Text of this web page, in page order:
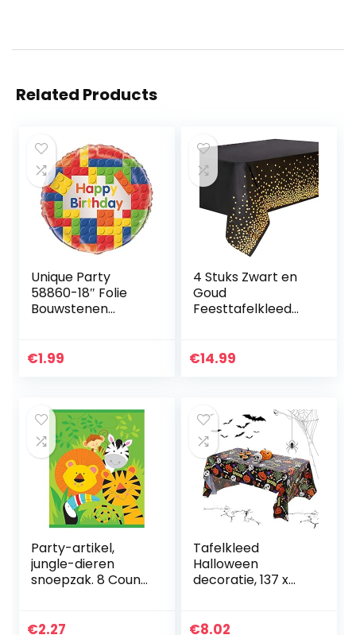
Related Products
Unique Party
58860-18″ Folie
Bouwstenen
€1.99
4 Stuks Zwart en
Goud
Feesttafelkleed
en voor Rechthoek
€14.99
Party-artikel,
jungle-dieren
snoepzak. 8 Count
€2.27
Tafelkleed
Halloween
decoratie, 137 x
waterdicht
€8.02